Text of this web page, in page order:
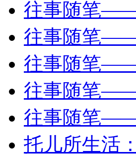
往事随笔
往事随笔
往事随笔
往事随笔
往事随笔
托儿所生活